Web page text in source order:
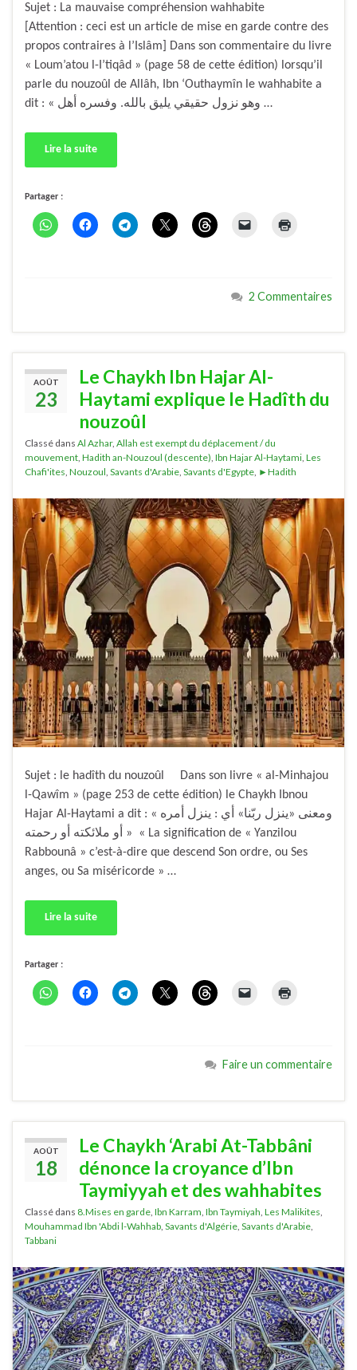
Sujet : La mauvaise compréhension wahhabite
[Attention : ceci est un article de mise en garde contre des
propos contraires à l’Islâm] Dans son commentaire du livre
« Loum’atou l-I’tiqâd » (page 58 de cette édition) lorsqu’il
parle du nouzoûl de Allâh, Ibn ‘Outhaymîn le wahhabite a
dit : « وهو نزول حقيقي يليق بالله. وفسره أهل …
Lire la suite
Partager :
2 Commentaires
AOÛT
23
Le Chaykh Ibn Hajar Al-
Haytami explique le Hadîth du
nouzoûl
Classé dans Al Azhar, Allah est exempt du déplacement / du
mouvement, Hadith an-Nouzoul (descente), Ibn Hajar Al-Haytami, Les
Chafi'ites, Nouzoul, Savants d'Arabie, Savants d'Egypte, ►Hadith
Sujet : le hadîth du nouzoûl Dans son livre « al-Minhajou
l-Qawîm » (page 253 de cette édition) le Chaykh Ibnou
Hajar Al-Haytami a dit : « ومعنى «ينزل ربّنا» أي : ينزل أمره
أو ملائكته أو رحمته » « La signification de « Yanzilou
Rabbounâ » c’est-à-dire que descend Son ordre, ou Ses
anges, ou Sa miséricorde » …
Lire la suite
Partager :
Faire un commentaire
AOÛT
18
Le Chaykh ‘Arabi At-Tabbâni
dénonce la croyance d’Ibn
Taymiyyah et des wahhabites
Classé dans 8.Mises en garde Ibn Karram Ibn Taymiyah Les Malikites
Mouhammad Ibn 'Abdi l-Wahhab Savants d'Algérie Savants d'Arabie
Tabbani